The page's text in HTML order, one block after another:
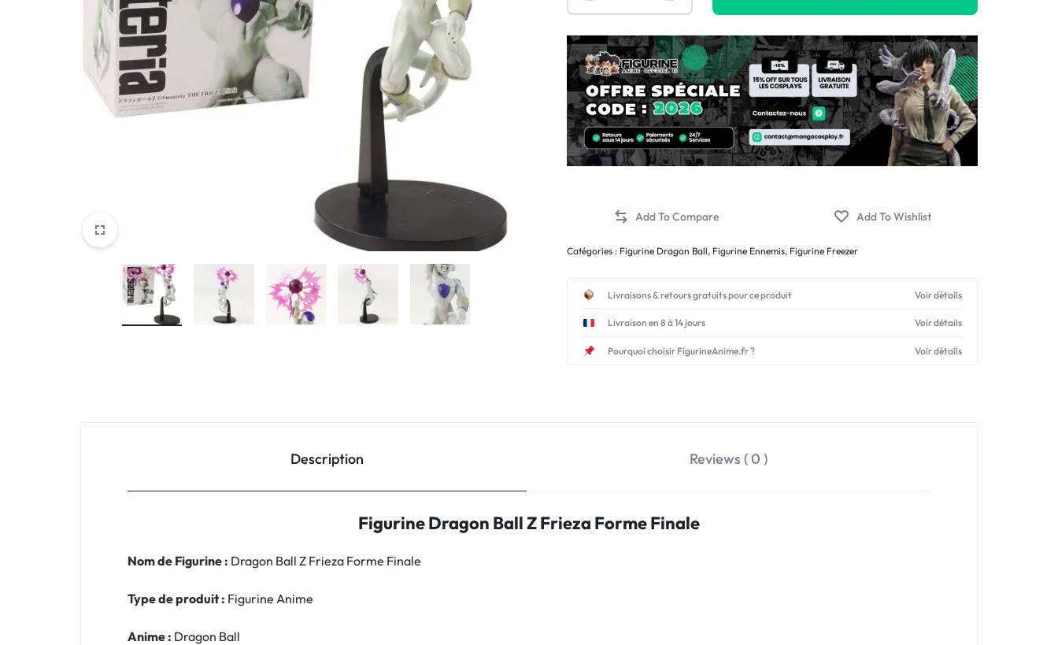
Catégories : Figurine Dragon Ball, Figurine Ennemis, Figurine Freezer
Livraisons & retours gratuits pour ce produit Voir détails
Livraison en 8 à 14 jours Voir détails
Pourquoi choisir FigurineAnime.fr ? Voir détails
Description Reviews ( 0 )
Figurine Dragon Ball Z Frieza Forme Finale
Nom de Figurine : Dragon Ball Z Frieza Forme Finale
Type de produit : Figurine Anime
Anime : Dragon Ball